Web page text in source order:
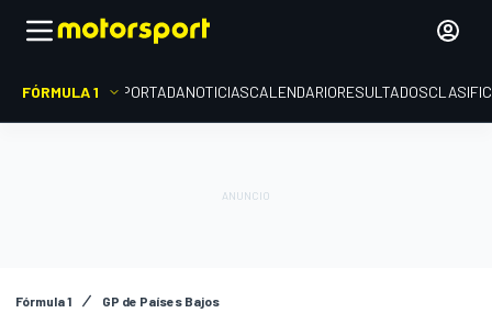
FÓRMULA 1 PORTADANOTICIASCALENDARIORESULTADOS
Fórmula 1 GP de Países Bajos